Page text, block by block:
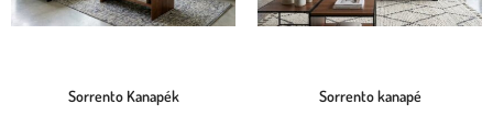
Sorrento Kanapék Sorrento kanapé